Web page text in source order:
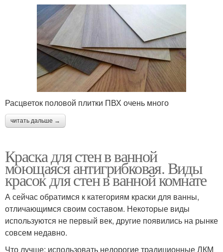
Расцветок половой плитки ПВХ очень много
читать дальше →
Краска для стен в ванной
моющаяся антигрибковая. Виды
красок для стен в ванной комнате
А сейчас обратимся к категориям краски для ванны,
отличающимся своим составом. Некоторые виды
используются не первый век, другие появились на рынке
совсем недавно.
Что лучше: использовать недорогие традиционные ЛКМ